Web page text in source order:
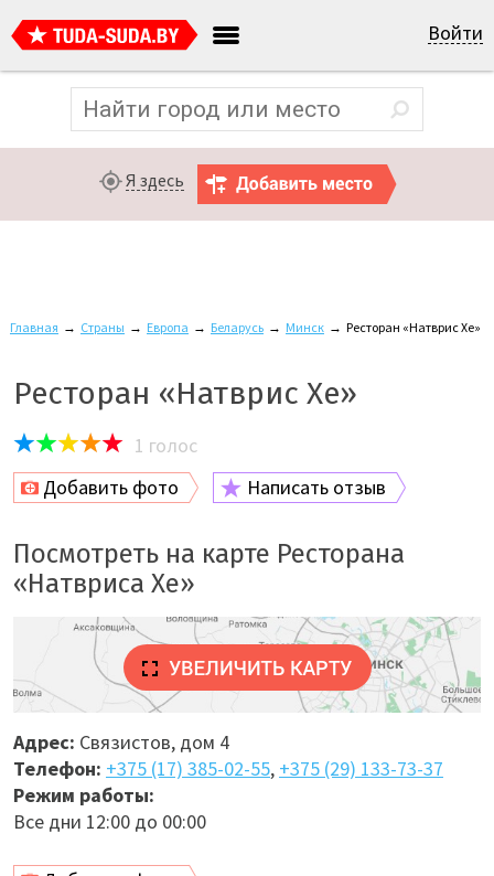
Войти
Я здесь
Главная → Страны → Европа → Беларусь → Минск → Ресторан «Натврис Хе»
Ресторан «Натврис Хе»
1 голос
Добавить фото
Написать отзыв
Посмотреть на карте Ресторана
«Натвриса Хе»
Адрес: Связистов, дом 4
Телефон: +375 (17) 385-02-55, +375 (29) 133-73-37
Режим работы:
Все дни 12:00 до 00:00